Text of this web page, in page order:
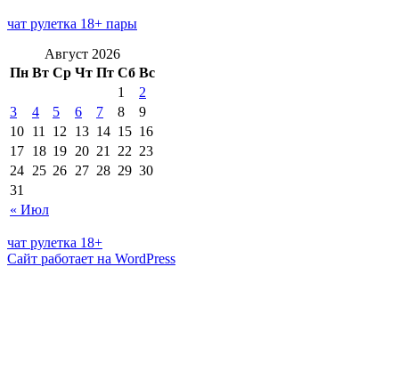
чат рулетка 18+ пары
Август 2026
Пн Вт Ср Чт Пт Сб Вс
« Июл
1
2
3
4 5 6 7 8
9
10 11 12 13 14 15 16
17 18 19 20 21 22 23
24 25 26 27 28 29 30
31
чат рулетка 18+
Сайт работает на WordPress